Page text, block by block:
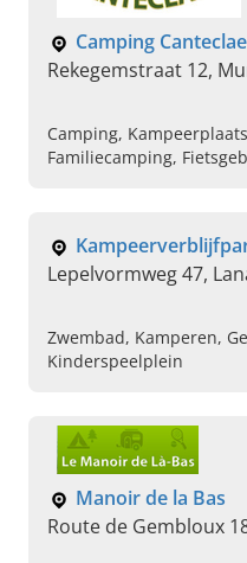
Camping
Rekegemstraat 12,
Camping,
Familiecamping,
Lepelvormweg 47,
Zwembad, Kamperen,
Kinderspeelplein
Manoir de la Bas
Route de Gembloux